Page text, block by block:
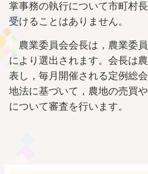
掌事務の執行について市町村
受けることはありません。
農業委員会会長は，農業委
により選出されます。会長は
表し，毎月開催される定例総
地法に基づいて，農地の売買
について審査を行います。